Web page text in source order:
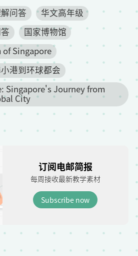
问答
华文高年级
国家博物馆
Singapore
港到环球都会
Singapore's Journey from
City
订阅电邮简报
每周接收最新教学素材
Subscribe now